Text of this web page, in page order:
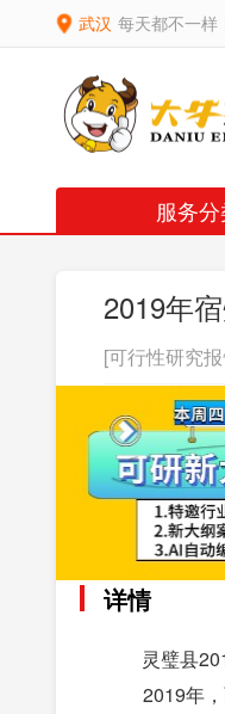
武汉 每天都不一样
服务
2019年
[可行性研究
详情
灵璧县
2019年，